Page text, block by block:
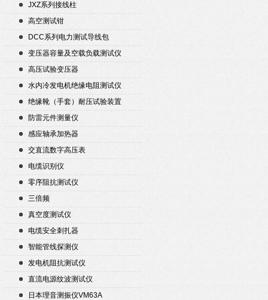
JXZ系列接线柱
高空测试钳
DCC系列电力测试导线包
变压器容量及空载负载测试仪
高压试验变压器
水内冷发电机绝缘电阻测试仪
绝缘靴（手套）耐压试验装置
防雷元件测量仪
感应轴承加热器
交直流数字高压表
电缆识别仪
零序阻抗测试仪
三倍频
真空度测试仪
电缆安全刺扎器
智能管线探测仪
发电机阻抗测试仪
直流电源纹波测试仪
日本理音测振仪VM63A